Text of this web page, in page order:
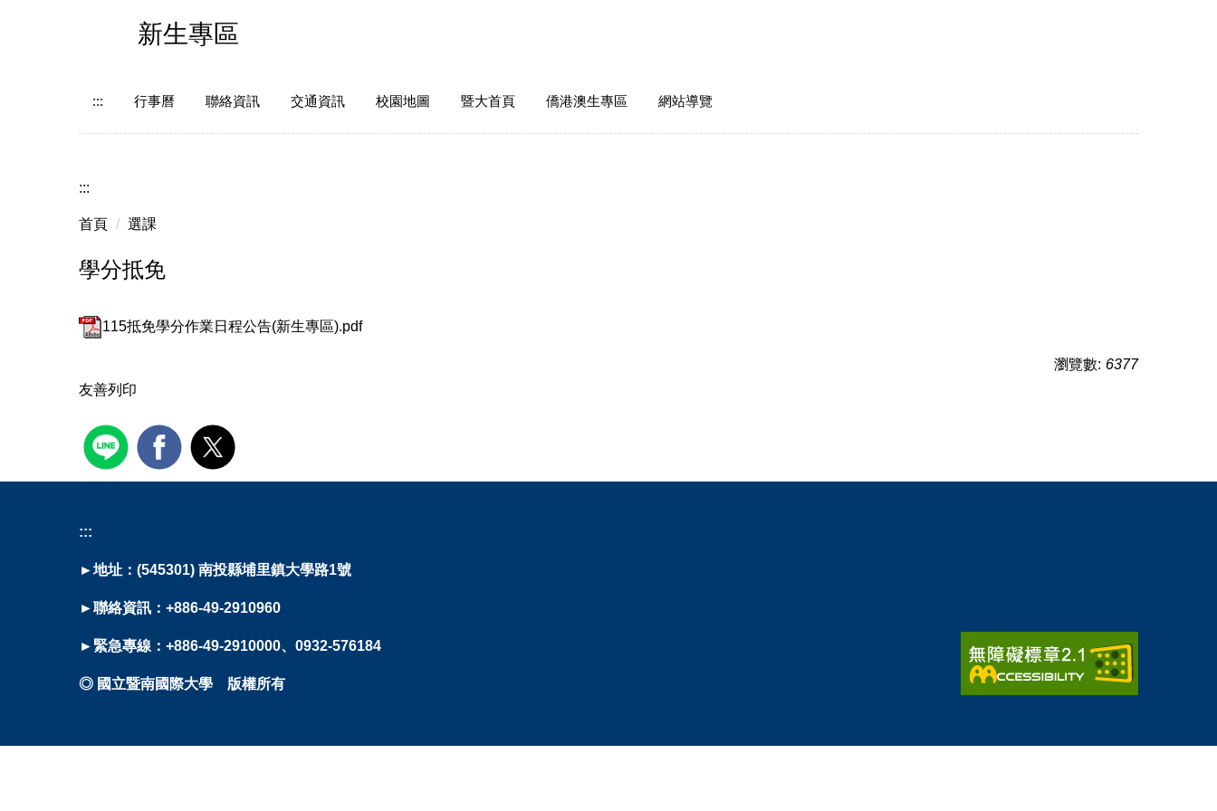
新生專區
::: 行事曆 聯絡資訊 交通資訊 校園地圖 暨大首頁 僑港澳生專區 網站導覽
:::
首頁 選課
學分抵免
115抵免學分作業日程公告(新生專區).pdf
瀏覽數: 6377
友善列印
:::
►地址：(545301) 南投縣埔里鎮大學路1號
►聯絡資訊：+886-49-2910960
►緊急專線：+886-49-2910000、0932-576184
◎ 國立暨南國際大學 版權所有